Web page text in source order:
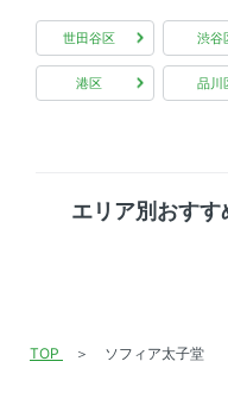
世田谷区 渋谷
港区 品川
エリア別おすす
TOP ソフィア太子堂